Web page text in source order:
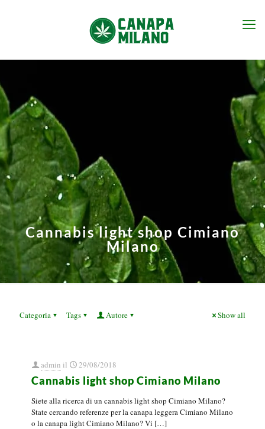
Cannabis light shop Cimiano
Milano
Categoria Tags Autore Show all
admin il 29/08/2018
Cannabis light shop Cimiano Milano
Siete alla ricerca di un cannabis light shop Cimiano Milano?
State cercando referenze per la canapa leggera Cimiano Milano
o la canapa light Cimiano Milano? Vi […]